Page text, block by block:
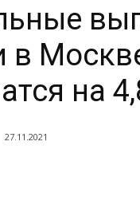
в
на
27.11.2021